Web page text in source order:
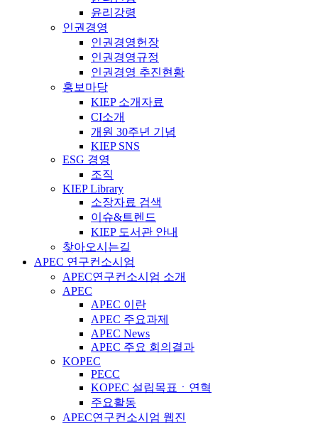
윤리강령
인권경영
인권경영헌장
인권경영규정
인권경영 추진현황
홍보마당
KIEP 소개자료
CI소개
개원 30주년 기념
KIEP SNS
ESG 경영
조직
KIEP Library
소장자료 검색
이슈&트렌드
KIEP 도서관 안내
찾아오시는길
APEC 연구컨소시엄
APEC연구컨소시엄 소개
APEC
APEC 이란
APEC 주요과제
APEC News
APEC 주요 회의결과
KOPEC
PECC
KOPEC 설립목표ㆍ연혁
주요활동
APEC연구컨소시엄 웹진